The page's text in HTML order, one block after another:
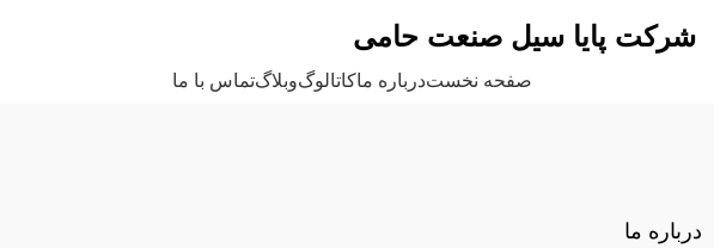
شرکت پایا سیل صنعت حامی
صفحه نخستدرباره ماکاتالوگوبلاگتماس با ما
درباره ما